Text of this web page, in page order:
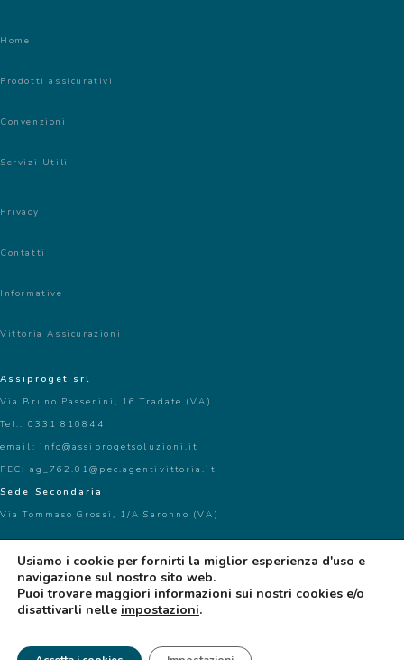
Home
Prodotti assicurativi
Convenzioni
Servizi Utili
Privacy
Contatti
Informative
Vittoria Assicurazioni
Assiproget srl
Via Bruno Passerini, 16 Tradate (VA)
Tel.: 0331 810844
email: info@assiprogetsoluzioni.it
PEC: ag_762.01@pec.agentivittoria.it
Sede Secondaria
Via Tommaso Grossi, 1/A Saronno (VA)
Copyright 2026 - Assiproget SRL P.IVA: 02487090124 | Iscrizione RUI:
A000135651 - data di iscrizione: 23/06/2007
Simona Bassani Iscrizione RUI: A000135641.
Usiamo i cookie per fornirti la miglior esperienza d'uso e
navigazione sul nostro sito web.
Puoi trovare maggiori informazioni sui nostri cookies e/o
disattivarli nelle impostazioni.